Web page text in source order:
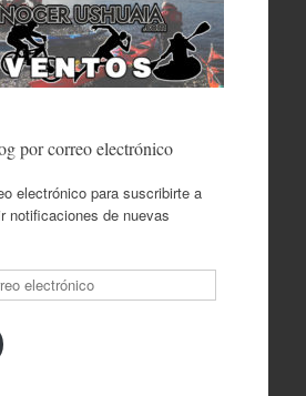
por correo electrónico
electrónico para suscribirte a
notificaciones de nuevas